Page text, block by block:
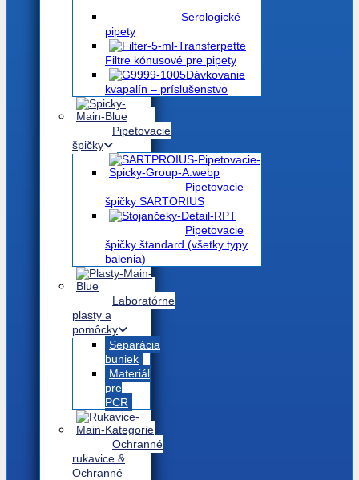
Serologické
pipety
Filtre kónusové pre pipety
Dávkovanie
kvapalín – príslušenstvo
Pipetovacie
špičky
Pipetovacie
špičky SARTORIUS
Pipetovacie
špičky štandard (všetky typy
balenia)
Laboratórne
plasty a
pomôcky
Separácia
buniek
Materiál
pre
PCR
Ochranné
rukavice &
Ochranné